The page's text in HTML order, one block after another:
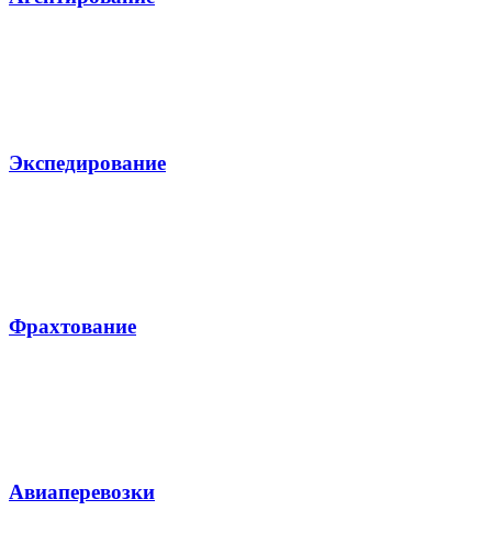
Экспедирование
Фрахтование
Авиаперевозки